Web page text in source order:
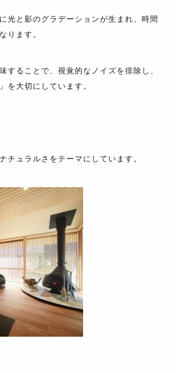
光と影のグラデーションが生まれ、時間
ります。
することで、視覚的なノイズを排除し、
を大切にしています。
チュラルさをテーマにしています。